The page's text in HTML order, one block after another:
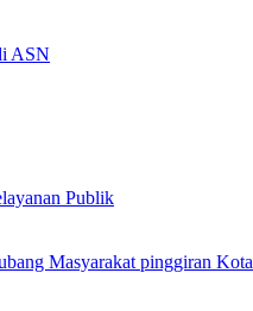
ASN
Publik
Masyarakat pinggiran Kota